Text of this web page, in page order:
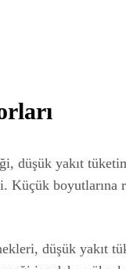
düşük yakıt
Küçük
düşük yakıt